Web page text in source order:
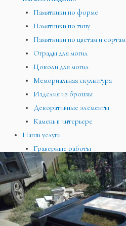
Памятники по форме
Памятники по типу
Памятники по цветам и сортам
Ограды для могил
Цоколи для могил
Мемориальная скульптура
Изделия из бронзы
Декоративные элементы
Камень в интерьере
Наши услуги
Граверные работы
Фото на памятниках
Резка камня
Благоустройство могил
Дизайн
Чертежи